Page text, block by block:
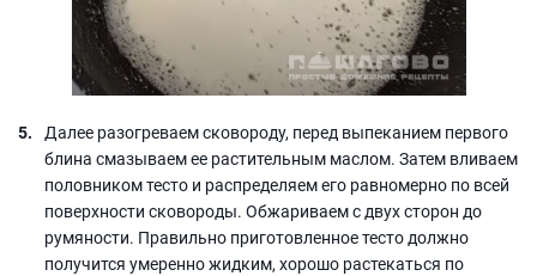
Далее разогреваем сковороду, перед выпеканием первого
блина смазываем ее растительным маслом. Затем вливаем
половником тесто и распределяем его равномерно по всей
поверхности сковороды. Обжариваем с двух сторон до
румяности. Правильно приготовленное тесто должно
получится умеренно жидким, хорошо растекаться по